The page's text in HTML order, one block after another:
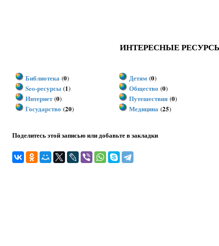
ИНТЕРЕСНЫЕ
Библиотека (0) Детям (0)
Seo-ресурсы (1) Общество (0)
Интернет(0) Путешествия (0)
Государство (20) Медицина (25)
Поделитесь этой записью или добавьте в закладки